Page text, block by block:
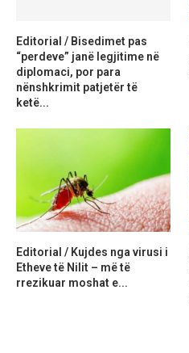
Editorial / Bisedimet pas
“perdeve” janë legjitime në
diplomaci, por para
nënshkrimit patjetër të
ketë...
Editorial / Kujdes nga virusi i
Etheve të Nilit – më të
rrezikuar moshat e...